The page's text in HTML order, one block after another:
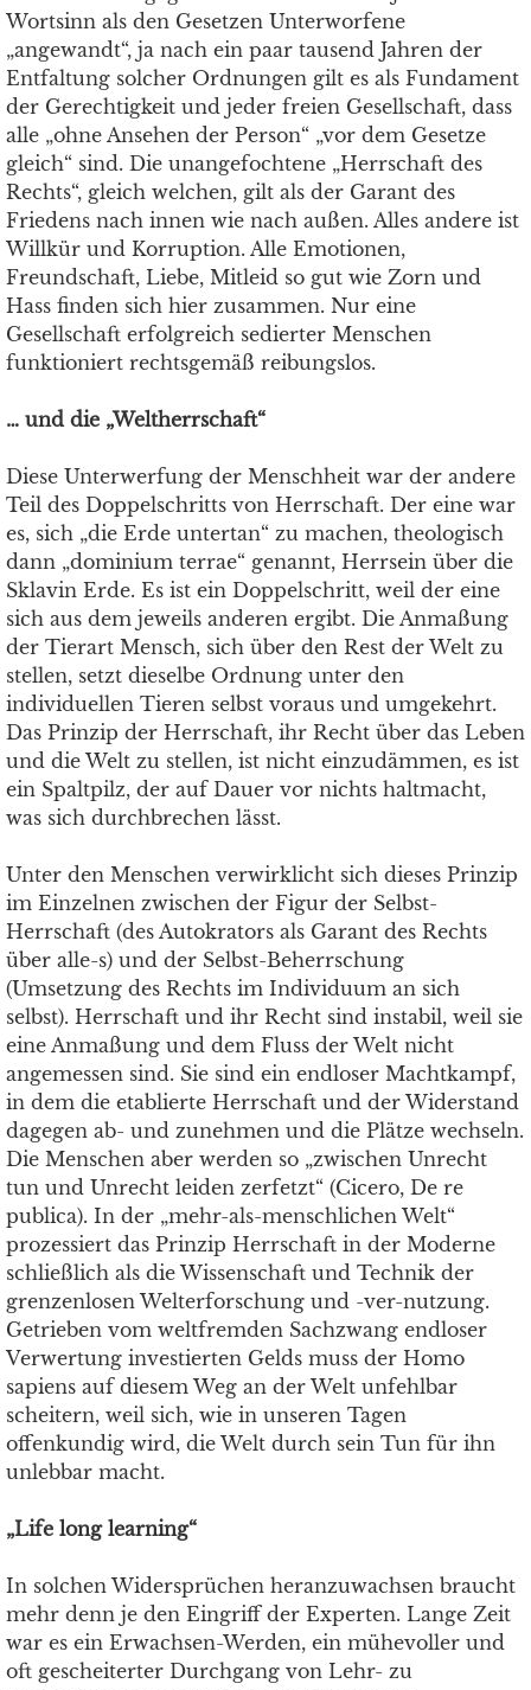
Wortsinn als den Gesetzen Unterworfene
„angewandt“, ja nach ein paar tausend Jahren der
Entfaltung solcher Ordnungen gilt es als Fundament
der Gerechtigkeit und jeder freien Gesellschaft, dass
alle „ohne Ansehen der Person“ „vor dem Gesetze
gleich“ sind. Die unangefochtene „Herrschaft des
Rechts“, gleich welchen, gilt als der Garant des
Friedens nach innen wie nach außen. Alles andere ist
Willkür und Korruption. Alle Emotionen,
Freundschaft, Liebe, Mitleid so gut wie Zorn und
Hass finden sich hier zusammen. Nur eine
Gesellschaft erfolgreich sedierter Menschen
funktioniert rechtsgemäß reibungslos.
… und die „Weltherrschaft“
Diese Unterwerfung der Menschheit war der andere
Teil des Doppelschritts von Herrschaft. Der eine war
es, sich „die Erde untertan“ zu machen, theologisch
dann „dominium terrae“ genannt, Herrsein über die
Sklavin Erde. Es ist ein Doppelschritt, weil der eine
sich aus dem jeweils anderen ergibt. Die Anmaßung
der Tierart Mensch, sich über den Rest der Welt zu
stellen, setzt dieselbe Ordnung unter den
individuellen Tieren selbst voraus und umgekehrt.
Das Prinzip der Herrschaft, ihr Recht über das Leben
und die Welt zu stellen, ist nicht einzudämmen, es ist
ein Spaltpilz, der auf Dauer vor nichts haltmacht,
was sich durchbrechen lässt.
Unter den Menschen verwirklicht sich dieses Prinzip
im Einzelnen zwischen der Figur der Selbst-
Herrschaft (des Autokrators als Garant des Rechts
über alle-s) und der Selbst-Beherrschung
(Umsetzung des Rechts im Individuum an sich
selbst). Herrschaft und ihr Recht sind instabil, weil sie
eine Anmaßung und dem Fluss der Welt nicht
angemessen sind. Sie sind ein endloser Machtkampf,
in dem die etablierte Herrschaft und der Widerstand
dagegen ab- und zunehmen und die Plätze wechseln.
Die Menschen aber werden so „zwischen Unrecht
tun und Unrecht leiden zerfetzt“ (Cicero, De re
publica). In der „mehr-als-menschlichen Welt“
prozessiert das Prinzip Herrschaft in der Moderne
schließlich als die Wissenschaft und Technik der
grenzenlosen Welterforschung und -ver-nutzung.
Getrieben vom weltfremden Sachzwang endloser
Verwertung investierten Gelds muss der Homo
sapiens auf diesem Weg an der Welt unfehlbar
scheitern, weil sich, wie in unseren Tagen
offenkundig wird, die Welt durch sein Tun für ihn
unlebbar macht.
„Life long learning“
In solchen Widersprüchen heranzuwachsen braucht
mehr denn je den Eingriff der Experten. Lange Zeit
war es ein Erwachsen-Werden, ein mühevoller und
oft gescheiterter Durchgang von Lehr- zu